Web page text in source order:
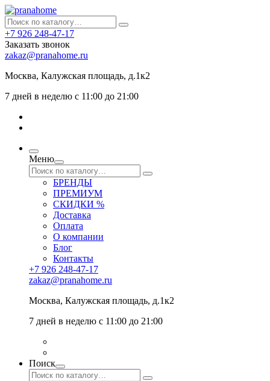
+7 926 248-47-17
Заказать звонок
zakaz@pranahome.ru
Москва, Калужская площадь, д.1к2
7 дней в неделю с 11:00 до 21:00
Меню
БРЕНДЫ
ПРЕМИУМ
СКИДКИ %
Доставка
Оплата
О компании
Блог
Контакты
+7 926 248-47-17
zakaz@pranahome.ru
Москва, Калужская площадь, д.1к2
7 дней в неделю с 11:00 до 21:00
Поиск